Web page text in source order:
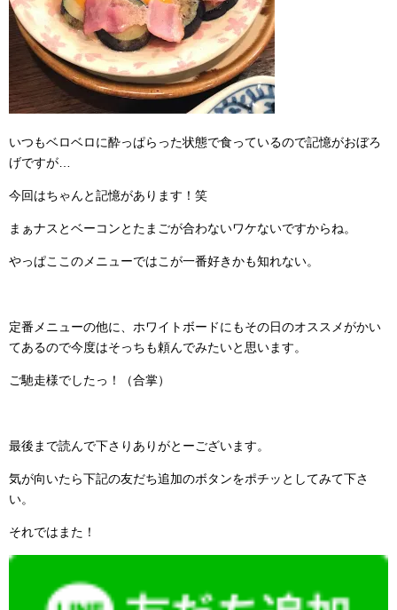
いつもベロベロに酔っぱらった状態で食っているので記憶がおぼろ
げですが…
今回はちゃんと記憶があります！笑
まぁナスとベーコンとたまごが合わないワケないですからね。
やっぱここのメニューではこが一番好きかも知れない。
定番メニューの他に、ホワイトボードにもその日のオススメがかい
てあるので今度はそっちも頼んでみたいと思います。
ご馳走様でしたっ！（合掌）
最後まで読んで下さりありがとーございます。
気が向いたら下記の友だち追加のボタンをポチッとしてみて下さ
い。
それではまた！